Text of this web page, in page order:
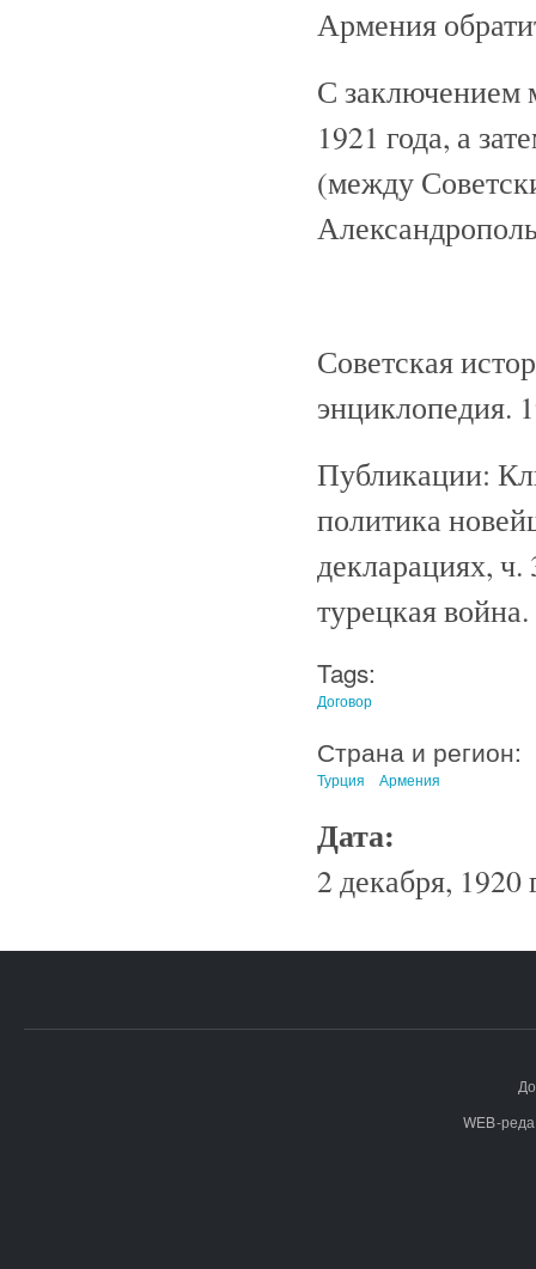
Армения
С заключением
1921 года, а
(между
Советская
энциклопедия.
Публикации:
политика
декларациях,
турецкая война.
Tags:
Договор
Страна и регион:
Турция Армения
Дата:
2 декабря, 1920
WEB-